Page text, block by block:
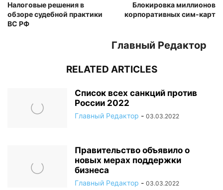
Налоговые решения в
обзоре судебной практики
ВС РФ
Блокировка миллионов
корпоративных сим-карт
Главный Редактор
RELATED ARTICLES
Список всех санкций против
России 2022
Главный Редактор - 03.03.2022
Правительство объявило о
новых мерах поддержки
бизнеса
Главный Редактор - 03.03.2022